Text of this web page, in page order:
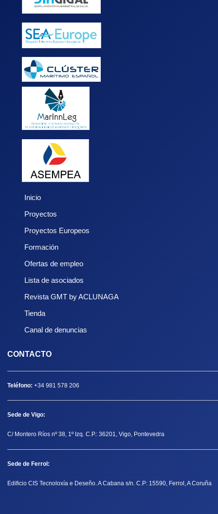
Inicio
Proyectos
Proyectos Europeos
Formación
Ofertas de empleo
Lista de asociados
Revista GMT by ACLUNAGA
Tienda
Canal de denuncias
CONTACTO
Teléfono: +34 981 578 206
Sede de Vigo:
C/ Montero Ríos nº 38, 1º Izq. C.P.: 36201, Vigo, Pontevedra
Sede de Ferrol:
Edificio CIS Tecnoloxía e Deseño. A Cabana s/n. C.P: 15590, Ferrol, A Coruña